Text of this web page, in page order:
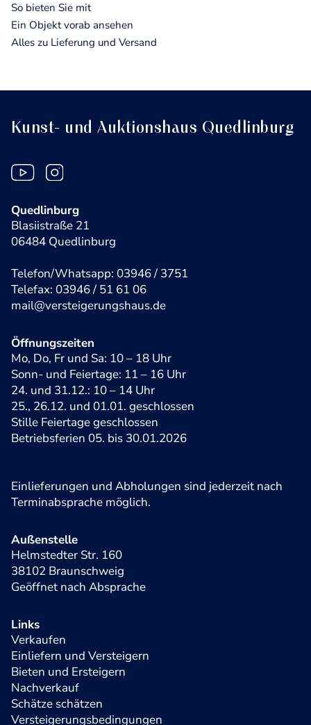
So bieten Sie mit
Ein Objekt vorab ansehen
Alles zu Lieferung und Versand
Kunst- und Auktionshaus Quedlinburg
Quedlinburg
Blasiistraße 21
06484 Quedlinburg
Telefon/Whatsapp: 03946 / 3751
Telefax: 03946 / 51 61 06
mail@versteigerungshaus.de
Öffnungszeiten
Mo, Do, Fr und Sa: 10 – 18 Uhr
Sonn- und Feiertage: 11 – 16 Uhr
24. und 31.12.: 10 – 14 Uhr
25., 26.12. und 01.01. geschlossen
Stille Feiertage geschlossen
Betriebsferien 05. bis 30.01.2026
Einlieferungen und Abholungen sind jederzeit nach
Terminabsprache möglich.
Außenstelle
Helmstedter Str. 160
38102 Braunschweig
Geöffnet nach Absprache
Links
Verkaufen
Einliefern und Versteigern
Bieten und Ersteigern
Nachverkauf
Schätze schätzen
Versteigerungsbedingungen